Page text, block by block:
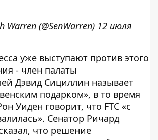
Warren (@SenWarren) 12 июля
уже выступают против этого
- член палаты
Дэвид Сициллин называет
подарком», в то время
Уиден говорит, что FTC «с
Сенатор Ричард
что решение